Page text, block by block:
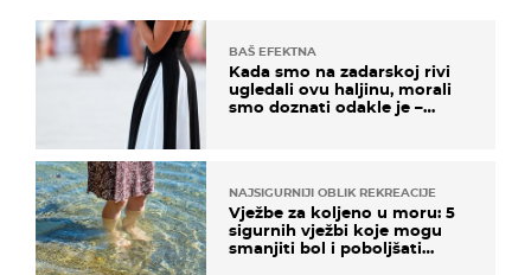
BAŠ EFEKTNA
Kada smo na zadarskoj rivi
ugledali ovu haljinu, morali
smo doznati odakle je –
NAJSIGURNIJI OBLIK REKREACIJE
Vježbe za koljeno u moru: 5
sigurnih vježbi koje mogu
smanjiti bol i poboljšati